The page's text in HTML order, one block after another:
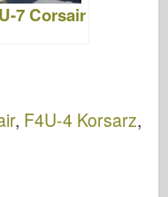
7 Corsair
, F4U-4 Korsarz,